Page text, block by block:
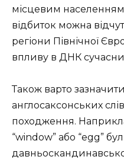
місцевим населенням,
відбиток можна
регіони Північної
впливу в ДНК
Також варто
англосаксонських
походження.
“window” або “egg”